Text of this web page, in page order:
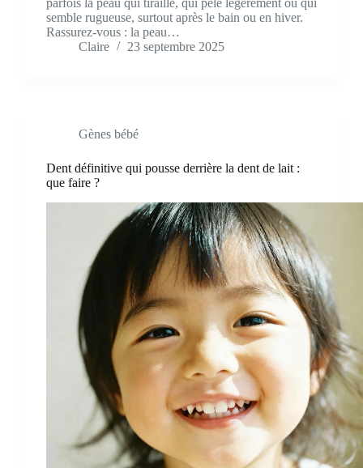
parfois la peau qui tiraille, qui pèle légèrement ou qui
semble rugueuse, surtout après le bain ou en hiver.
Rassurez-vous : la peau…
Claire
23 septembre 2025
Gènes bébé
Dent définitive qui pousse derrière la dent de lait :
que faire ?